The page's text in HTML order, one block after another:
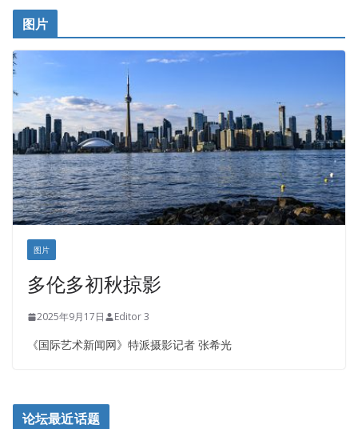
开明车行KS CAR SALES & SERVICE
健健宝公司
皇后金融集团
正点印艺设计
图片
图片
多伦多初秋掠影
2025年9月17日 Editor 3
《国际艺术新闻网》特派摄影记者 张希光
论坛最近话题